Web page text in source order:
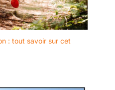
: tout savoir sur cet